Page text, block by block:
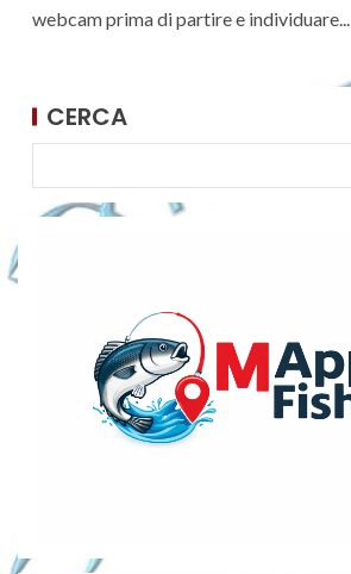
webcam prima di partire e individuare...
CERCA